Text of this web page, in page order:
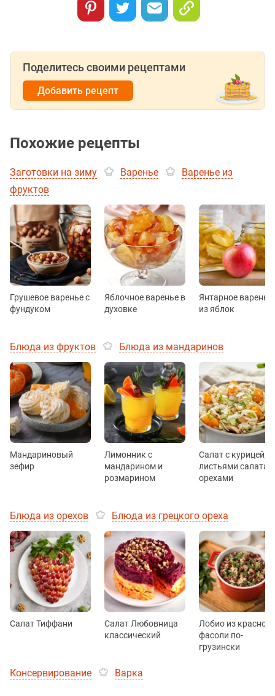
Поделитесь своими рецептами
Добавить рецепт
Похожие рецепты
Заготовки на зиму Варенье
Варенье из
фруктов
Грушевое варенье с
фундуком
Яблочное варенье в
духовке
Янтарное варенье
из яблок
Блюда из фруктов Блюда из мандаринов
Мандариновый
зефир
Лимонник с
мандарином и
розмарином
Салат с курицей,
листьями салата и
орехами
Блюда из орехов Блюда из грецкого ореха
Салат Тиффани
Салат Любовница
классический
Лобио из красной
фасоли по-
грузински
Консервирование Варка